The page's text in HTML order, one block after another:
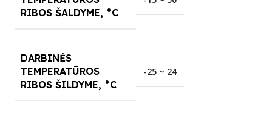
RIBOS ŠALDYME, °C
DARBINĖS
TEMPERATŪROS
RIBOS ŠILDYME, °C
-25 ~ 24